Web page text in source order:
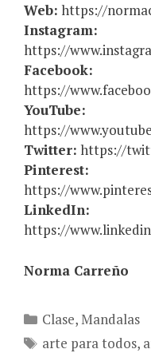
Web: https://
Instagram:
https://
Facebook:
https://
YouTube:
https://
Twitter: https://
Pinterest:
https://
LinkedIn:
https://
Norma Carreño
Categories
Clase,Mandalas
Tags
arte para todos,